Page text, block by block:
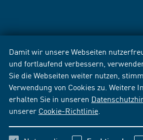
Damit wir unsere Webseiten
und fortlaufend verbessern,
Sie die Webseiten weiter nutzen,
Verwendung von Cookies zu. Weitere
erhalten Sie in unseren
unserer Cookie-Richtlinie